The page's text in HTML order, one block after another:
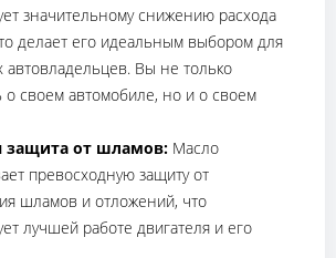
значительному снижению расхода
делает его идеальным выбором для
автовладельцев. Вы не только
о своем автомобиле, но и о своем
защита от шламов: Масло
превосходную защиту от
шламов и отложений, что
лучшей работе двигателя и его